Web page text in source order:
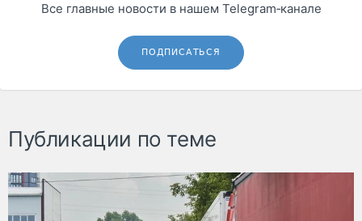
Все главные новости в нашем Telegram‑канале
ПОДПИСАТЬСЯ
Публикации по теме